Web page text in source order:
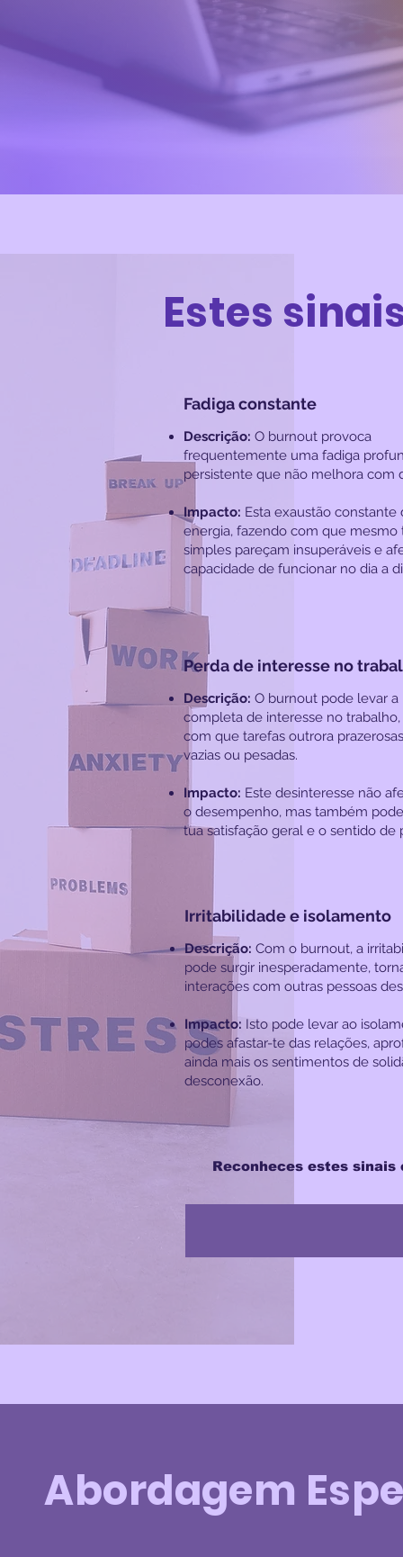
Estes
Fadiga constante
Descrição: O burnout provoca
frequentemente uma fadiga
persistente que não melhora com
Impacto: Esta exaustão constante
energia, fazendo com que mesmo
simples pareçam insuperáveis e
capacidade de funcionar no dia a
Perda de interesse no
Descrição: O burnout pode levar a
completa de interesse no
com que tarefas outrora
vazias ou pesadas.
Impacto: Este desinteresse não
o desempenho, mas também
tua satisfação geral e o sentido de
Irritabilidade e isolamento
Descrição: Com o burnout, a
pode surgir inesperadamente,
interações com outras pessoas
Impacto: Isto pode levar ao
podes afastar-te das relações,
ainda mais os sentimentos de
desconexão.
Reconheces estes
Abordagem